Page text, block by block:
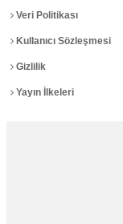
Veri Politikası
Kullanıcı Sözleşmesi
Gizlilik
Yayın İlkeleri